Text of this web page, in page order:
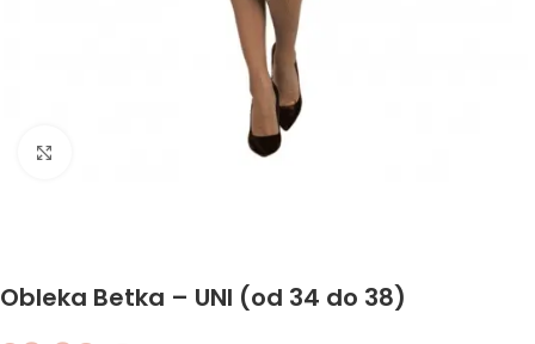
Obleka Betka – UNI (od 34 do 38)